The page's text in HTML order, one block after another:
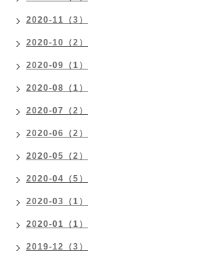
2020-11（3）
2020-10（2）
2020-09（1）
2020-08（1）
2020-07（2）
2020-06（2）
2020-05（2）
2020-04（5）
2020-03（1）
2020-01（1）
2019-12（3）